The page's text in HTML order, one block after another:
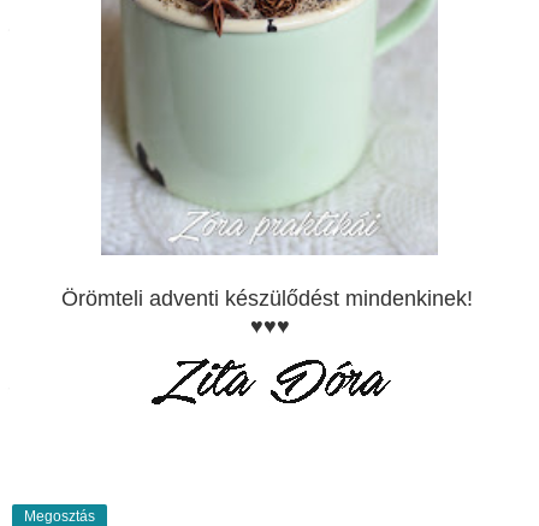
Örömteli adventi készülődést mindenkinek!
♥♥♥
Megosztás